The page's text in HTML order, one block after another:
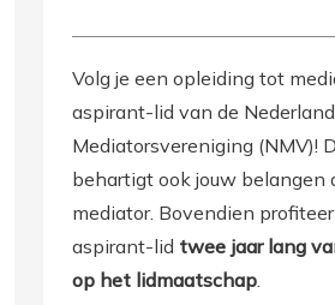
Volg je een opleiding tot
aspirant-lid van de
Mediatorsvereniging (NMV)!
behartigt ook jouw belangen
mediator. Bovendien
aspirant-lid twee jaar lang
op het lidmaatschap.